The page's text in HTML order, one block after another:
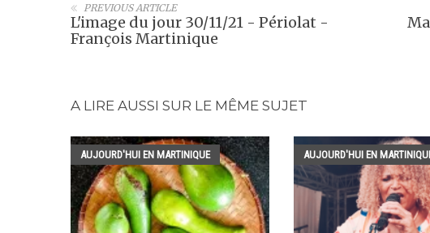
PREVIOUS ARTICLE
L'image du jour 30/11/21 - Périolat -
François Martinique
A LIRE AUSSI SUR LE MÊME SUJET
AUJOURD'HUI EN MARTINIQUE AUJOURD'HUI EN